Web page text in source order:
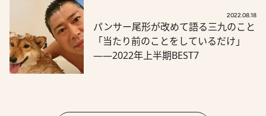
2022.08.18
パンサー尾形が改めて語る三九のこと
「当たり前のことをしているだけ」
――2022年上半期BEST7